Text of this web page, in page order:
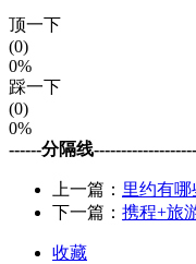
顶一下
(0)
0%
踩一下
(0)
0%
------分隔线
上一篇： 里约有
下一篇： 携程+旅
收藏